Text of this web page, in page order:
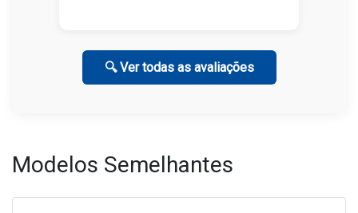
🔍 Ver todas as avaliações
Modelos Semelhantes